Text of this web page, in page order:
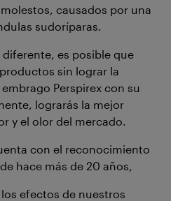
causados por una
sudoríparas.
es posible que
sin lograr la
Perspirex con su
lograrás la mejor
y el olor del mercado.
con el reconocimiento
hace más de 20 años,
efectos de nuestros